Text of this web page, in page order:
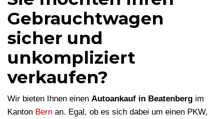
Gebrauchtwagen
sicher und
unkompliziert
verkaufen?
Wir bieten Ihnen einen Autoankauf in Beatenberg im
Kanton Bern an. Egal, ob es sich dabei um einen PKW,